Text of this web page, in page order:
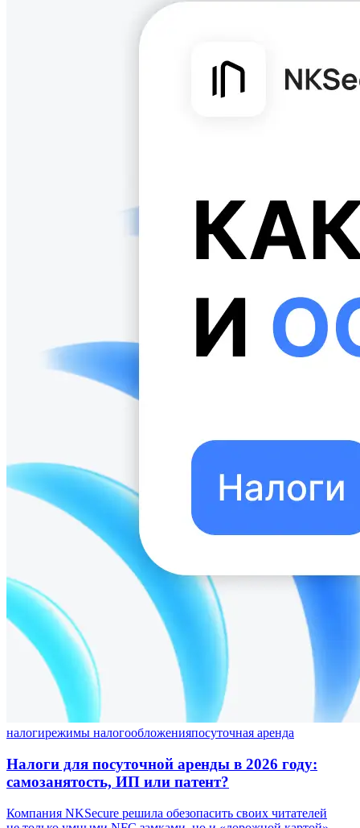
налогирежимы налогообложенияпосуточная аренда
Налоги для посуточной аренды в 2026 году:
самозанятость, ИП или патент?
Компания NKSecure решила обезопасить своих читателей